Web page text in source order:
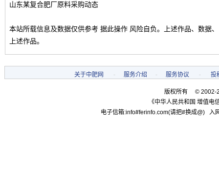
山东某复合肥厂原料采购动态
本站所载信息及数据仅供参考 据此操作 风险自负。上述作品、数据
上述作品。
关于中肥网 - 服务介绍 - 服务协议 - 投
版权所有 © 2002-
《中华人民共和国 增值电
电子信箱:info#ferinfo.com(请把#换成@)